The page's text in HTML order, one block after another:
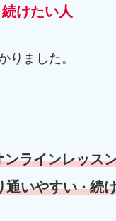
けたい人
りました。
ラインレッス
通いやすい・続